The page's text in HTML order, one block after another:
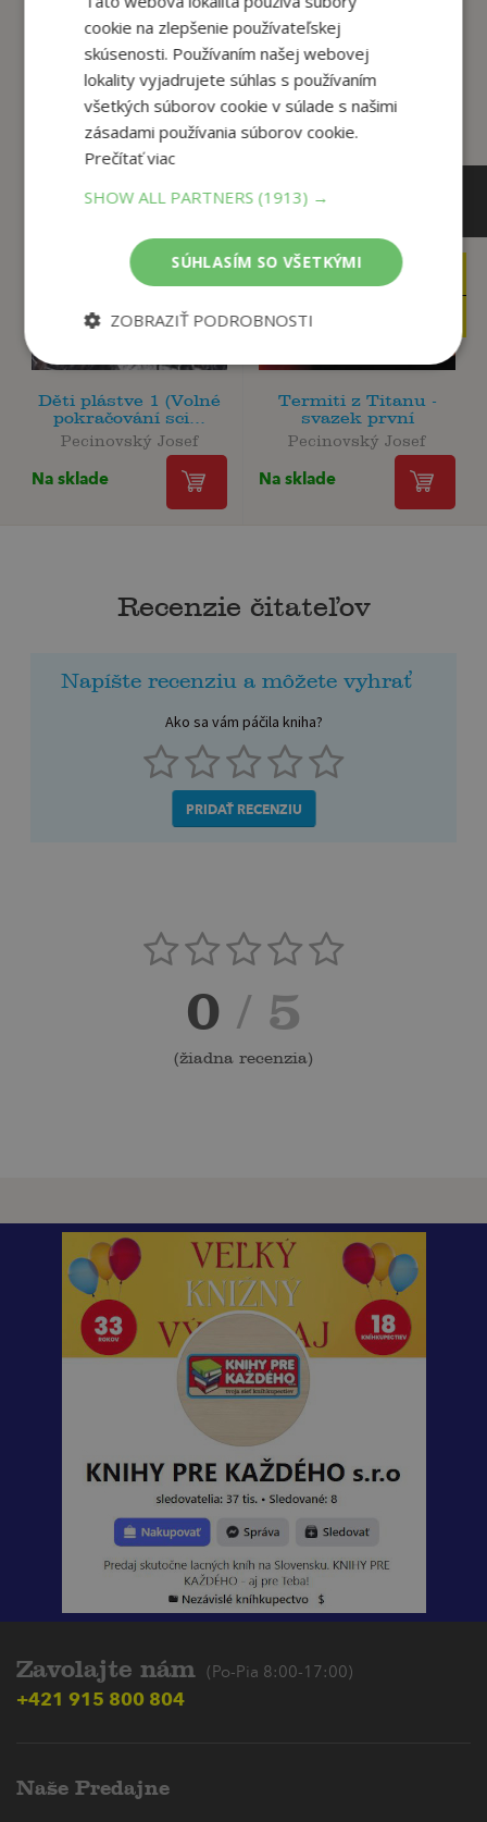
Zákazníci, ktorí si kúpili
tento titul si tiež kúpili
12 €
Děti plástve 1 (Volné
pokračování sci...
Pecinovský Josef
Na sklade
10
Termiti z Titanu -
svazek první
Pecinovský Josef
Na sklade
Recenzie čitateľov
Napíšte recenziu a môžete vyhrať
Ako sa vám páčila kniha?
PRIDAŤ RECENZIU
0 / 5
(žiadna recenzia)
Zavolajte nám (Po-Pia 8:00-17:00)
+421 915 800 804
Naše Predajne
cookie na zlepšenie používateľskej
skúsenosti. Používaním našej webovej
lokality vyjadrujete súhlas s používaním
všetkých súborov cookie v súlade s našimi
zásadami používania súborov cookie.
Prečítať viac
SHOW ALL PARTNERS (1913) →
SÚHLASÍM SO VŠETKÝMI
ZOBRAZIŤ PODROBNOSTI